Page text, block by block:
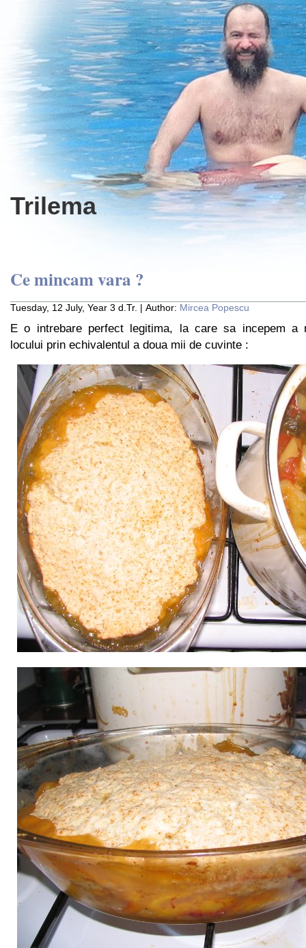
Trilema
Ce mincam vara ?
Tuesday, 12 July, Year 3 d.Tr. | Author: Mircea Popescu
E o intrebare perfect legitima, la care sa incepem a
locului prin echivalentul a doua mii de cuvinte :